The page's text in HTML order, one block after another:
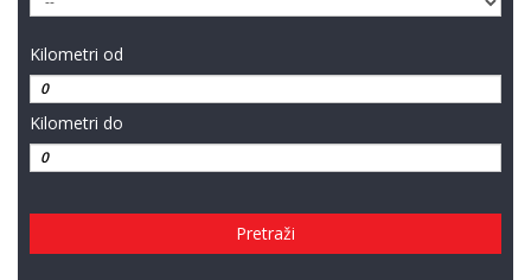
Kilometri od
Kilometri do
Pretraži